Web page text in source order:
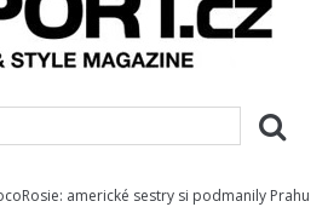
americké sestry si podmanily Prahu